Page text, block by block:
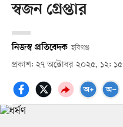
স্বজন গ্রেপ্তার
নিজস্ব প্রতিবেদক হবিগঞ্জ
প্রকাশ: ২৭ অক্টোবর ২০২৫, ১২: ১৫